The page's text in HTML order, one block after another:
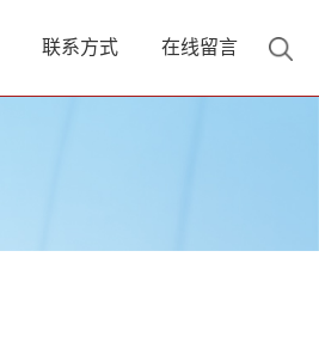
联系方式 在线留言